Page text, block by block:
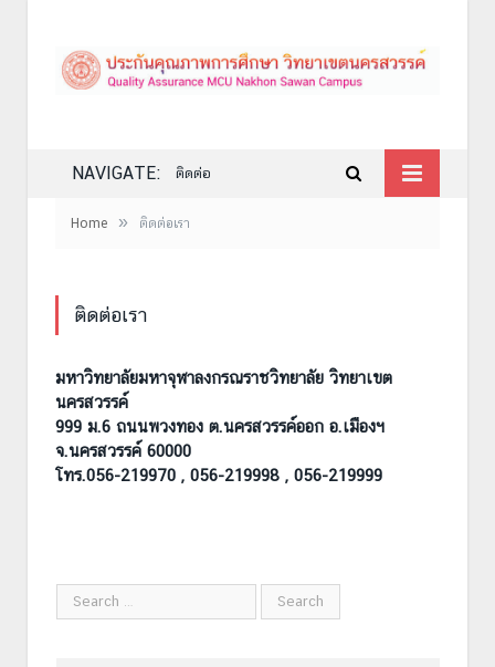
NAVIGATE: ติดต่อ
Home » ติดต่อเรา
ติดต่อเรา
มหาวิทยาลัยมหาจุฬาลงกรณราชวิทยาลัย วิทยาเขต
นครสวรรค์
999 ม.6 ถนนพวงทอง ต.นครสวรรค์ออก อ.เมืองฯ
จ.นครสวรรค์ 60000
โทร.056-219970 , 056-219998 , 056-219999